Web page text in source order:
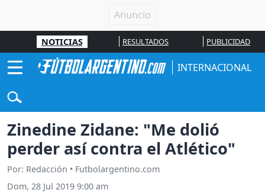
NOTICIAS RESULTADOS PUBLICIDAD
INTERNACIONAL
Zinedine Zidane: "Me dolió
perder así contra el Atlético"
Por: Redacción • Futbolargentino.com
Dom, 28 Jul 2019 9:00 am